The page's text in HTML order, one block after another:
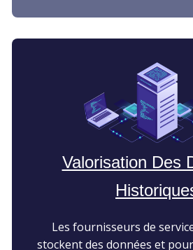
Valorisation Des
Les fournisseurs de
stockent des données et